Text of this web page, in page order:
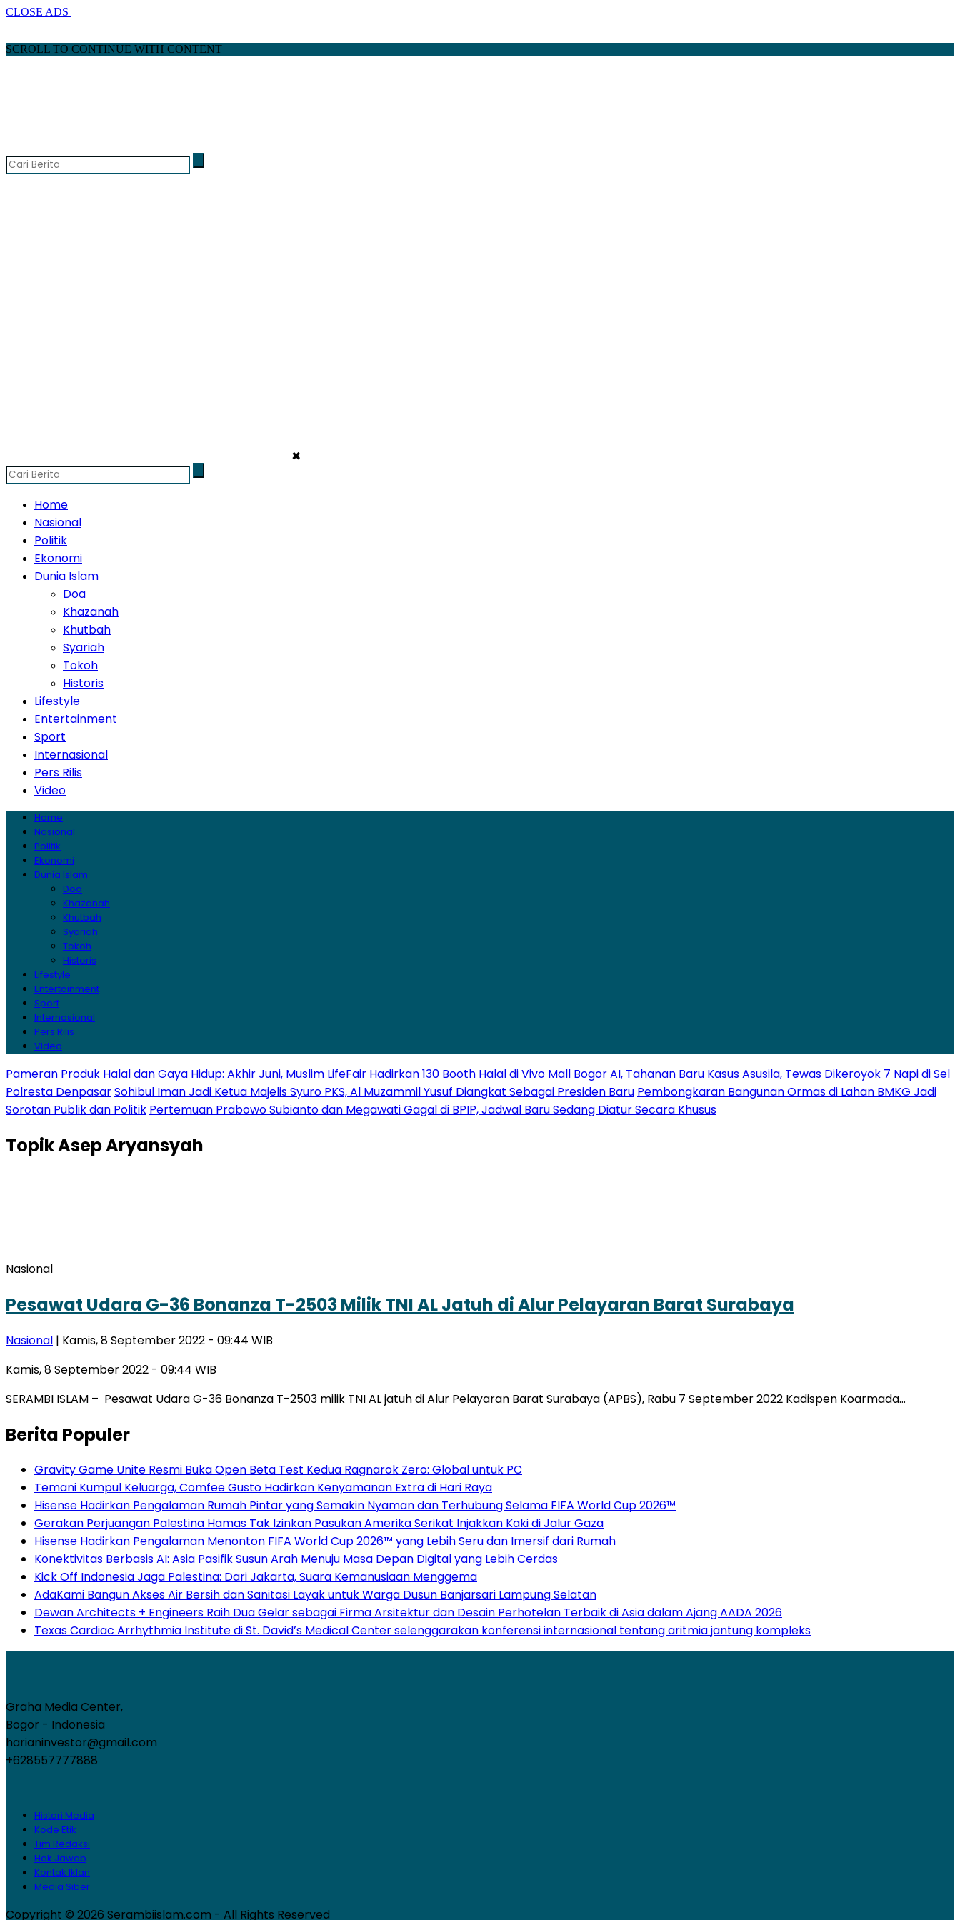
CLOSE ADS
SCROLL TO CONTINUE WITH CONTENT
✖
Home
Nasional
Politik
Ekonomi
Dunia Islam
Doa
Khazanah
Khutbah
Syariah
Tokoh
Historis
Lifestyle
Entertainment
Sport
Internasional
Pers Rilis
Video
Home
Nasional
Politik
Ekonomi
Dunia Islam
Doa
Khazanah
Khutbah
Syariah
Tokoh
Historis
Lifestyle
Entertainment
Sport
Internasional
Pers Rilis
Video
Pameran Produk Halal dan Gaya Hidup: Akhir Juni, Muslim LifeFair Hadirkan 130 Booth Halal di Vivo Mall BogorAI, Tahanan Baru Kasus Asusila, Tewas Dikeroyok 7 Napi di Sel
Polresta DenpasarSohibul Iman Jadi Ketua Majelis Syuro PKS, Al Muzammil Yusuf Diangkat Sebagai Presiden Baru Pembongkaran Bangunan Ormas di Lahan BMKG Jadi
Sorotan Publik dan Politik Pertemuan Prabowo Subianto dan Megawati Gagal di BPIP, Jadwal Baru Sedang Diatur Secara Khusus
TopikAsep Aryansyah
Nasional
Pesawat Udara G-36 Bonanza T-2503 Milik TNI AL Jatuh di Alur Pelayaran Barat Surabaya
Nasional | Kamis, 8 September 2022 - 09:44 WIB
Kamis, 8 September 2022 - 09:44 WIB
SERAMBI ISLAM – Pesawat Udara G-36 Bonanza T-2503 milik TNI AL jatuh di Alur Pelayaran Barat Surabaya (APBS), Rabu 7 September 2022 Kadispen Koarmada…
Berita Populer
Gravity Game Unite Resmi Buka Open Beta Test Kedua Ragnarok Zero: Global untuk PC
Temani Kumpul Keluarga, Comfee Gusto Hadirkan Kenyamanan Extra di Hari Raya
Hisense Hadirkan Pengalaman Rumah Pintar yang Semakin Nyaman dan Terhubung Selama FIFA World Cup 2026™
Gerakan Perjuangan Palestina Hamas Tak Izinkan Pasukan Amerika Serikat Injakkan Kaki di Jalur Gaza
Hisense Hadirkan Pengalaman Menonton FIFA World Cup 2026™ yang Lebih Seru dan Imersif dari Rumah
Konektivitas Berbasis AI: Asia Pasifik Susun Arah Menuju Masa Depan Digital yang Lebih Cerdas
Kick Off Indonesia Jaga Palestina: Dari Jakarta, Suara Kemanusiaan Menggema
AdaKami Bangun Akses Air Bersih dan Sanitasi Layak untuk Warga Dusun Banjarsari Lampung Selatan
Dewan Architects + Engineers Raih Dua Gelar sebagai Firma Arsitektur dan Desain Perhotelan Terbaik di Asia dalam Ajang AADA 2026
Texas Cardiac Arrhythmia Institute di St. David’s Medical Center selenggarakan konferensi internasional tentang aritmia jantung kompleks
Graha Media Center,
Bogor - Indonesia
harianinvestor@gmail.com
+628557777888
Histori Media
Kode Etik
Tim Redaksi
Hak Jawab
Kontak Iklan
Media Siber
Copyright © 2026 Serambiislam.com - All Rights Reserved